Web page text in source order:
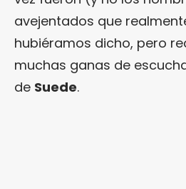
avejentados que
hubiéramos dicho, pero
muchas ganas de
de Suede.